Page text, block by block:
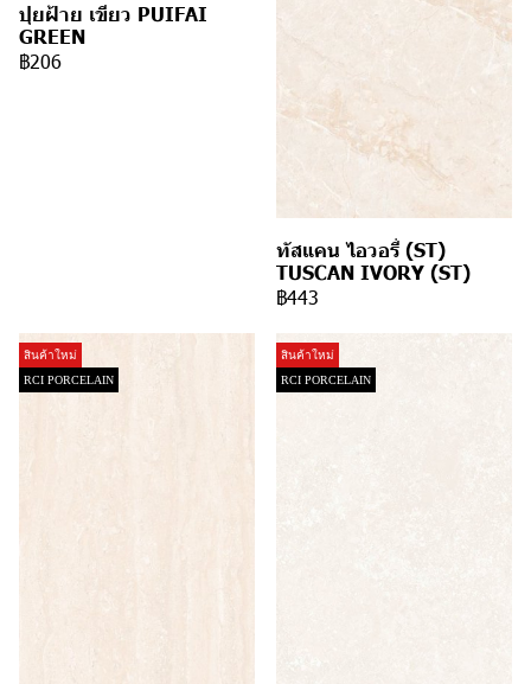
ปุยฝ้าย เขียว PUIFAI
GREEN
฿206
ทัสแคน ไอวอรี่ (ST)
TUSCAN IVORY (ST)
฿443
สินค้าใหม่
RCI PORCELAIN
สินค้าใหม่
RCI PORCELAIN